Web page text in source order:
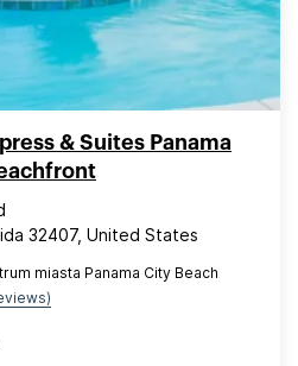
& Suites Panama
32407, United States
miasta Panama City Beach